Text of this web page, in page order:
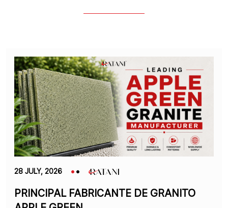
28 JULY, 2026
PRINCIPAL FABRICANTE DE GRANITO